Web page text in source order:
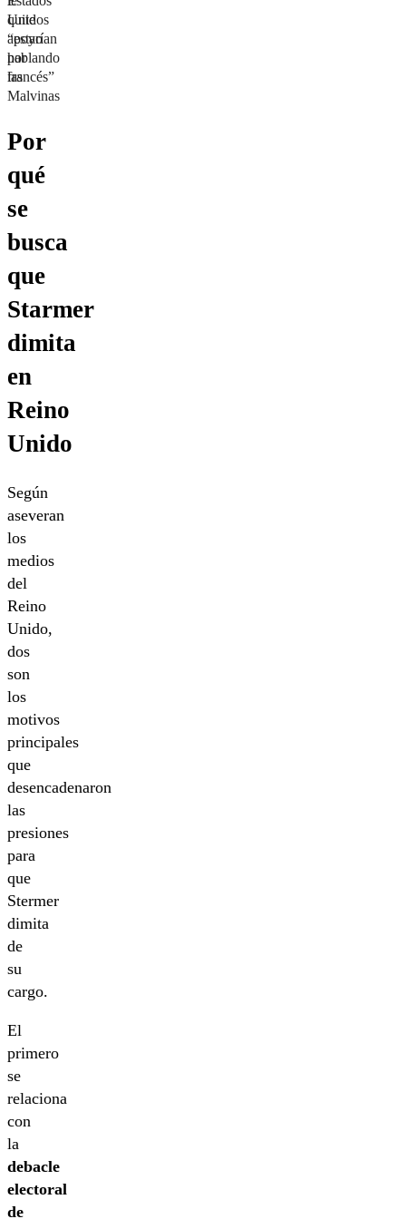
Unidos
“estarían
hablando
francés”
quite
apoyo
por
las
Malvinas
Por
qué
se
busca
que
Starmer
dimita
en
Reino
Unido
Según
aseveran
los
medios
del
Reino
Unido,
dos
son
los
motivos
principales
que
desencadenaron
las
presiones
para
que
Stermer
dimita
de
su
cargo.
El
primero
se
relaciona
con
la
debacle
electoral
de